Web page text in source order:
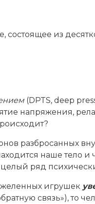
состоящее из
(DPTS, deep
напряжения,
разбросанных
наше тело
целый ряд
игрушек
связь»), то